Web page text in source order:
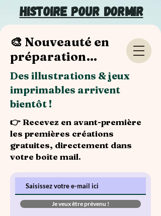
Histoire pour dormir
🎨 Nouveauté en
préparation…
Des illustrations & jeux
imprimables arrivent
bientôt !
👉 Recevez en avant-première
les premières créations
gratuites, directement dans
votre boîte mail.
Je veux être prévenu !